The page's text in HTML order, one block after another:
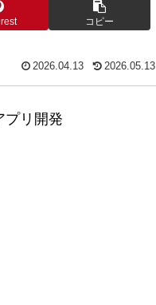
コピー
2026.04.13 2026.05.13
プリ開発